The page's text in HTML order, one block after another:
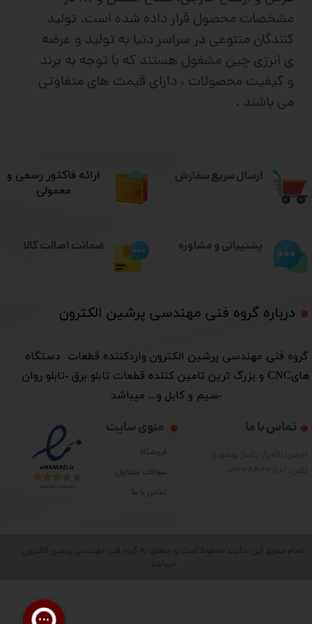
مشخصات محصول قرار داده شده است. تولید
کنندگان متنوعی در سراسر دنیا به تولید و عرضه
ی انرژی چین مشغول هستند که با توجه به برند
و کیفیت محصولات ، دارای قیمت های متفاوتی
می باشند .
ارسال سریع سفارش
درباره گروه فنی مهندسی پرشین الکترون​​​​​​​
​گروه فنی مهندسی پرشین الکترون واردکننده قطعات دستگاه
هایCNC و بزرگ ترین تامین کننده قطعات تابلو برق -تابلو روان
-سیم و کابل و... میباشد
منوی سایت
فروشگاه
سوالات متداول
تماس با ما
تماس با ما
​ارائه فاکتور رسمی و
معمولی
پشتیبانی و مشاوره ضمانت اصالت کالا